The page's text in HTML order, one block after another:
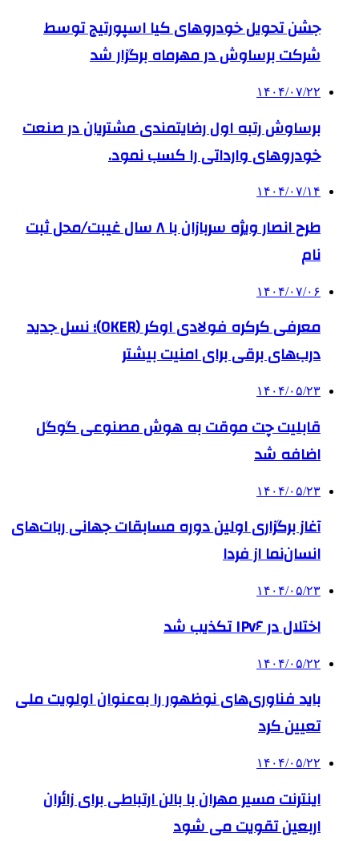
جشن تحویل خودروهای کیا اسپورتیج توسط
شرکت برساوش در مهرماه برگزار شد
۱۴۰۴/۰۷/۲۲
برساوش رتبه اول رضایتمندی مشتریان در صنعت
خودروهای وارداتی را کسب نمود.
۱۴۰۴/۰۷/۱۴
طرح انصار ویژه سربازان با ۸ سال غیبت/محل ثبت
نام
۱۴۰۴/۰۷/۰۶
معرفی کرکره فولادی اوکر (OKER)؛ نسل جدید
درب‌های برقی برای امنیت بیشتر
۱۴۰۴/۰۵/۲۳
قابلیت چت موقت به هوش مصنوعی گوگل
اضافه شد
۱۴۰۴/۰۵/۲۳
آغاز برگزاری اولین دوره مسابقات جهانی ربات‌های
انسان‌نما از فردا
۱۴۰۴/۰۵/۲۳
اختلال در IPv۶ تکذیب شد
۱۴۰۴/۰۵/۲۲
باید فناوری‌های نوظهور را به‌عنوان اولویت ملی
تعیین کرد
۱۴۰۴/۰۵/۲۲
اینترنت مسیر مهران با بالن ارتباطی برای زائران
اربعین تقویت می شود